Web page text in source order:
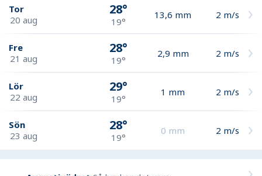
Tor
20 aug
28°
19°
13,6 mm 2 m/s
Fre
21 aug
28°
19°
2,9 mm 2 m/s
Lör
22 aug
29°
19°
1 mm 2 m/s
Sön
23 aug
28°
19°
0 mm 2 m/s